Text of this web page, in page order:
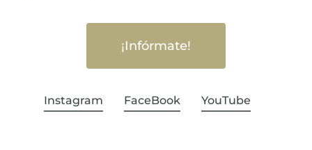
¡Infórmate!
Instagram FaceBook YouTube